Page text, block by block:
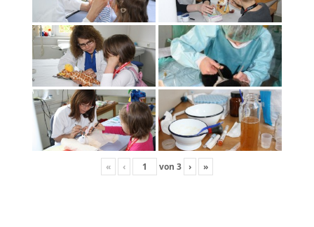
« ‹ von 3 › »